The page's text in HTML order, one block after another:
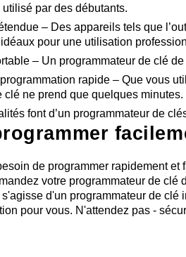
utilisé par des débutants.
– Des appareils tels que
pour une utilisation
– Un programmateur de clé
rapide – Que vous
clé ne prend que quelques minutes.
font d’un programmateur de
de programmer rapidement
votre programmateur de
d'un programmateur de clé
pour vous. N'attendez pas -